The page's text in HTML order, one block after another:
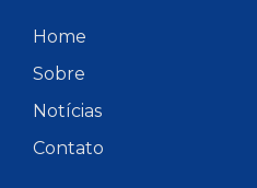
Home
Sobre
Notícias
Contato